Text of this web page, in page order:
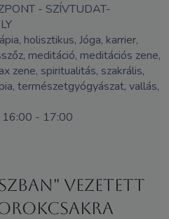
- SZÍVTUDAT-
holisztikus, Jóga, karrier,
meditáció, meditációs zene,
zene, spiritualitás, szakrális,
természetgyógyászat, vallás,
- 17:00
vezetett